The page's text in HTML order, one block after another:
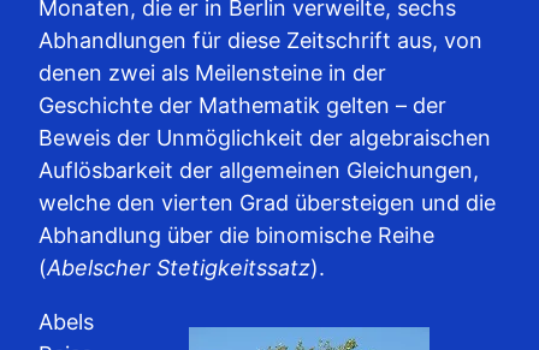
Monaten, die er in Berlin verweilte, sechs
Abhandlungen für diese Zeitschrift aus, von
denen zwei als Meilensteine in der
Geschichte der Mathematik gelten – der
Beweis der Unmöglichkeit der algebraischen
Auflösbarkeit der allgemeinen Gleichungen,
welche den vierten Grad übersteigen und die
Abhandlung über die binomische Reihe
(Abelscher Stetigkeitssatz).
Abels